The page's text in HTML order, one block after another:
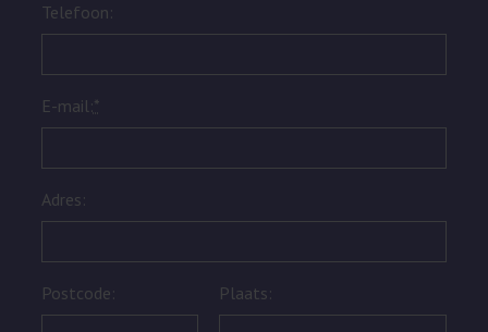
Telefoon:
E-mail:*
Adres:
Postcode: Plaats: